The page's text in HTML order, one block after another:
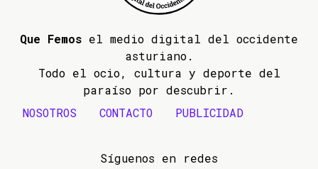
Que Femos el medio digital del occidente
asturiano.
Todo el ocio, cultura y deporte del
paraíso por descubrir.
NOSOTROS
CONTACTO PUBLICIDAD
Síguenos en redes